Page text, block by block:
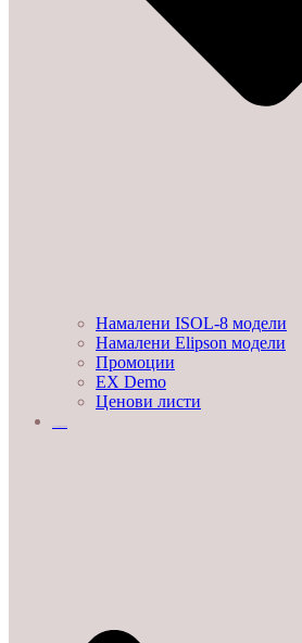
Намалени ISOL-8 модели
Намалени Elipson модели
Промоции
EX Demo
Ценови листи